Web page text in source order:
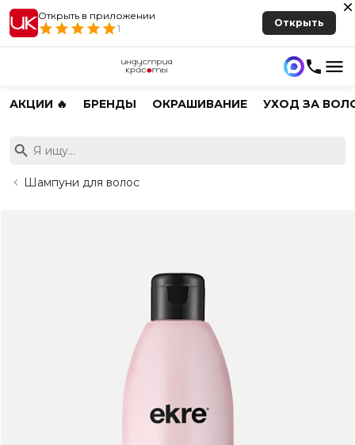
Открыть в приложении
1
Открыть
АКЦИИ 🔥 БРЕНДЫ ОКРАШИВАНИЕ УХОД ЗА
Шампуни для волос